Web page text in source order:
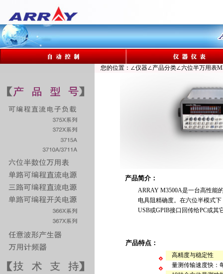
您的位置：∠仪器∠产品分类∠六位半万用表
产品简介：
ARRAY M3500A是一台高性能
电具阻精确度。在六位半模式
USB或GPIB接口回传给PC或其
产品特点：
高精度与稳定性
量测传输速度快：